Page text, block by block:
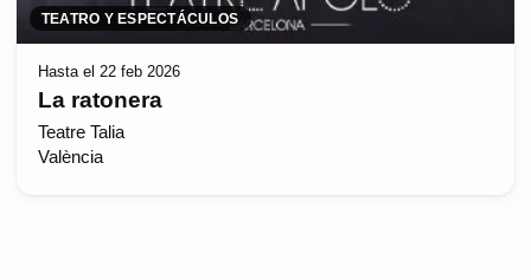
TEATRO Y ESPECTÁCULOS
Hasta el 22 feb 2026
La ratonera
Teatre Talia
València